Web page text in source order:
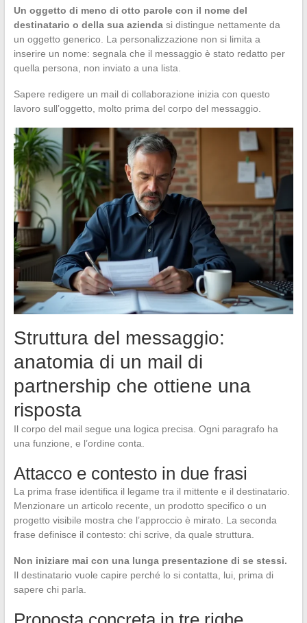
Un oggetto di meno di otto parole con il nome del
destinatario o della sua aziendasi distingue nettamente da
un oggetto generico. La personalizzazione non si limita a
inserire un nome: segnala che il messaggio è stato redatto per
quella persona, non inviato a una lista.
Sapere redigere un mail di collaborazione inizia con questo
lavoro sull’oggetto, molto prima del corpo del messaggio.
Struttura del messaggio:
anatomia di un mail di
partnership che ottiene una
risposta
Il corpo del mail segue una logica precisa. Ogni paragrafo ha
una funzione, e l’ordine conta.
Attacco e contesto in due frasi
La prima frase identifica il legame tra il mittente e il destinatario.
Menzionare un articolo recente, un prodotto specifico o un
progetto visibile mostra che l’approccio è mirato. La seconda
frase definisce il contesto: chi scrive, da quale struttura.
Non iniziare mai con una lunga presentazione di se stessi.
Il destinatario vuole capire perché lo si contatta, lui, prima di
sapere chi parla.